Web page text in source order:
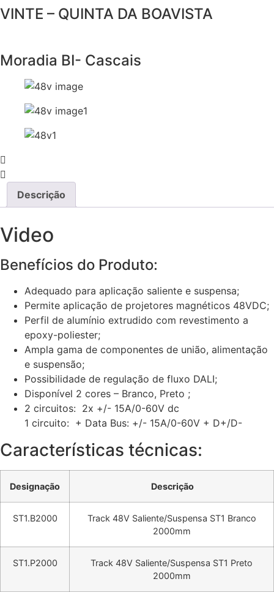
VINTE – QUINTA DA BOAVISTA
Moradia BI- Cascais
Descrição
Video
Benefícios do Produto:
Adequado para aplicação saliente e suspensa;
Permite aplicação de projetores magnéticos 48VDC;
Perfil de alumínio extrudido com revestimento a
epoxy-poliester;
Ampla gama de componentes de união, alimentação
e suspensão;
Possibilidade de regulação de fluxo DALI;
Disponível 2 cores – Branco, Preto ;
2 circuitos: 2x +/- 15A/0-60V dc
1 circuito: + Data Bus: +/- 15A/0-60V + D+/D-
Características técnicas:
Designação Descrição
ST1.B2000
Track 48V Saliente/Suspensa ST1 Branco
2000mm
ST1.P2000
Track 48V Saliente/Suspensa ST1 Preto
2000mm